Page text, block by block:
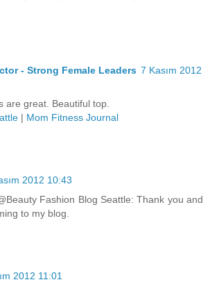
- Strong Female Leaders 7 Kasım 2012
are great. Beautiful top.
| Mom Fitness Journal
2012 10:43
Fashion Blog Seattle: Thank you and
to my blog.
2012 11:01